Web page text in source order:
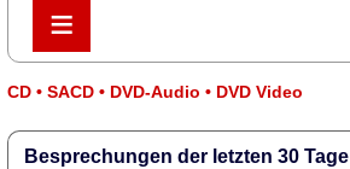
≡
≡
CD • SACD • DVD-Audio • DVD Video
Besprechungen der letzten 30 Tage